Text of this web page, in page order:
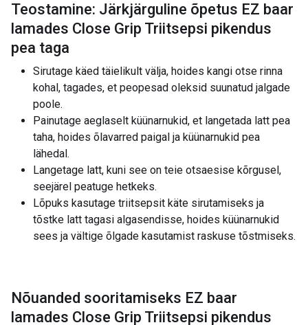
Teostamine: Järkjärguline õpetus EZ baar
lamades Close Grip Triitsepsi pikendus
pea taga
Sirutage käed täielikult välja, hoides kangi otse rinna
kohal, tagades, et peopesad oleksid suunatud jalgade
poole.
Painutage aeglaselt küünarnukid, et langetada latt pea
taha, hoides õlavarred paigal ja küünarnukid pea
lähedal.
Langetage latt, kuni see on teie otsaesise kõrgusel,
seejärel peatuge hetkeks.
Lõpuks kasutage triitsepsit käte sirutamiseks ja
tõstke latt tagasi algasendisse, hoides küünarnukid
sees ja vältige õlgade kasutamist raskuse tõstmiseks.
Nõuanded sooritamiseks EZ baar
lamades Close Grip Triitsepsi pikendus